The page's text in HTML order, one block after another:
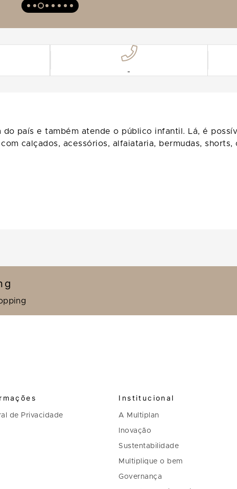
-
país e também atende o público infantil. Lá, é
calçados, acessórios, alfaiataria, bermudas, shorts,
de Privacidade
Institucional
A Multiplan
Inovação
Sustentabilidade
Multiplique o bem
Governança